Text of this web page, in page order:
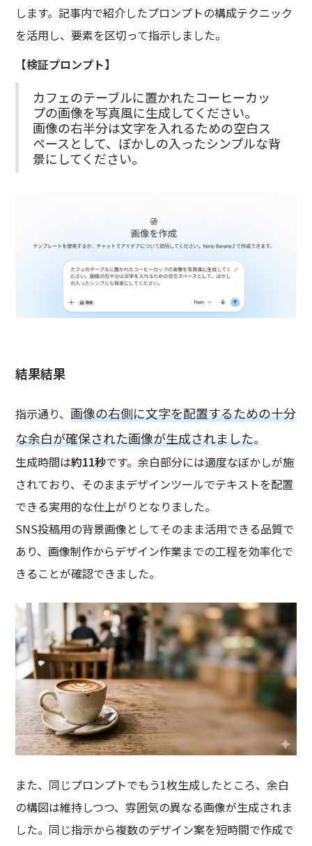
します。記事内で紹介したプロンプトの構成テクニック
を活用し、要素を区切って指示しました。
【検証プロンプト】
カフェのテーブルに置かれたコーヒーカッ
プの画像を写真風に生成してください。
画像の右半分は文字を入れるための空白ス
ペースとして、ぼかしの入ったシンプルな背
景にしてください。
結果結果
指示通り、画像の右側に文字を配置するための十分
な余白が確保された画像が生成されました。
生成時間は約11秒です。余白部分には適度なぼかしが施
されており、そのままデザインツールでテキストを配置
できる実用的な仕上がりとなりました。
SNS投稿用の背景画像としてそのまま活用できる品質で
あり、画像制作からデザイン作業までの工程を効率化で
きることが確認できました。
また、同じプロンプトでもう1枚生成したところ、余白
の構図は維持しつつ、雰囲気の異なる画像が生成されま
した。同じ指示から複数のデザイン案を短時間で作成で